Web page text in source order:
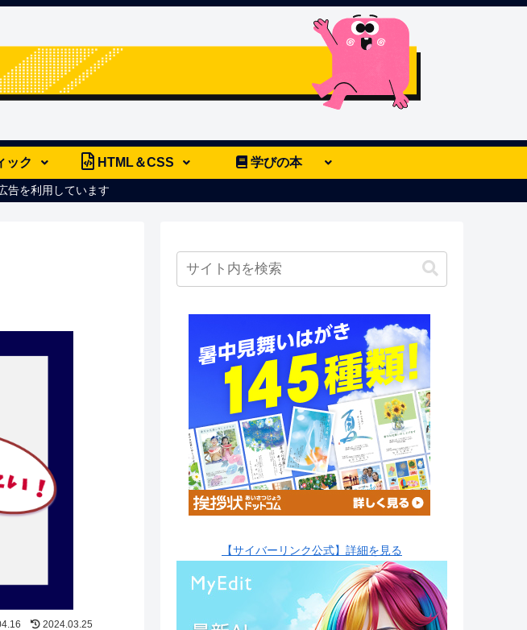
ック HTML＆CSS 学びの本
告を利用しています
2024.03.25
【サイバーリンク公式】詳細を見る